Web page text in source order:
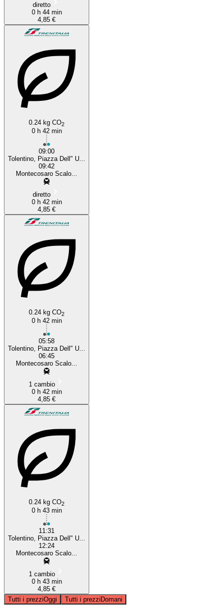
diretto
0 h 44 min
4,85 €
0.24 kg CO2
0 h 42 min
09:00
Tolentino, Piazza Dell" U...
09:42
Montecosaro Scalo...
diretto
0 h 42 min
4,85 €
0.24 kg CO2
0 h 42 min
05:58
Tolentino, Piazza Dell" U...
06:45
Montecosaro Scalo...
1 cambio
0 h 42 min
4,85 €
0.24 kg CO2
0 h 43 min
11:31
Tolentino, Piazza Dell" U...
12:24
Montecosaro Scalo...
1 cambio
0 h 43 min
4,85 €
Tutti i prezziOggi Tutti i prezziDomani